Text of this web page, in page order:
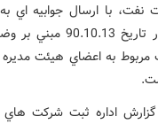
نفت، با ارسال جوابيه اي
ستون ويژه هاي
مربوط به اعضاي هيئت
اداره ثبت شرکت